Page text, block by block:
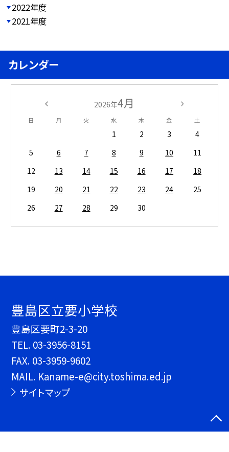
2022年度
2021年度
カレンダー
2026年4月
日 月 火 水 木 金 土
1 2 3
4
5
6 7 8 9 10
11
12
13 14 15 16 17
18
19
20 21 22 23 24
25
26
27 28 29 30
豊島区立要小学校
豊島区要町2-3-20
TEL. 03-3956-8151
FAX. 03-3959-9602
MAIL. Kaname-e@city.toshima.ed.jp
サイトマップ